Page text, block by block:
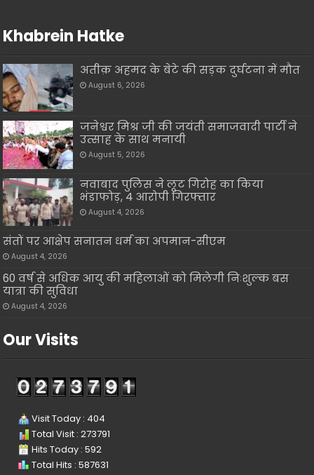
Khabrein Hatke
अतीक़ अहमद के बेटे की सड़क दुर्घटना में मौत
August 6, 2026
जनेश्वर मिश्र जी की जयंती समाजवादी पार्टी ने
उत्साह के साथ मनायी
August 5, 2026
नवाबाद पुलिस ने लूट गिरोह का किया
भंडाफोड़, 4 आरोपी गिरफ्तार
August 4, 2026
संतों पर आक्षेप सनातन धर्म का अपमान-सीएम
August 4, 2026
60 वर्ष से अधिक आयु की महिलाओं को मिलेगी निःशुल्क बस
यात्रा की सुविधा
August 4, 2026
Our Visits
Visit Today : 404
Total Visit : 273791
Hits Today : 592
Total Hits : 587631